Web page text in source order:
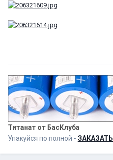
Титанат от БасКлуба
Упакуйся по полной - ЗАКАЗАТЬ